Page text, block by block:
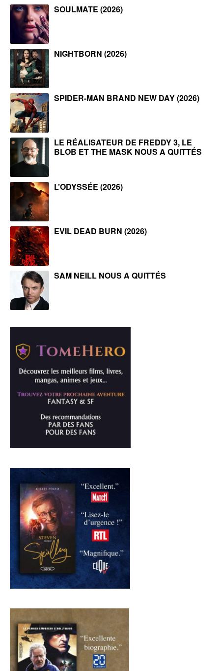
SOULMATE (2026)
NIGHTBORN (2026)
SPIDER-MAN BRAND NEW DAY (2026)
LE RÉALISATEUR DE FREDDY 3, LE
BLOB ET THE MASK NOUS A QUITTÉS
L’ODYSSÉE (2026)
EVIL DEAD BURN (2026)
SAM NEILL NOUS A QUITTÉS